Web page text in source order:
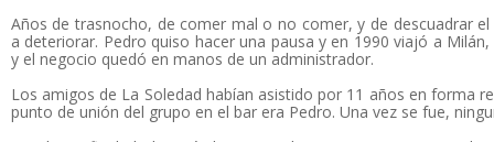
Años de trasnocho, de comer mal o no comer, y de descuadrar
a deteriorar. Pedro quiso hacer una pausa y en 1990 viajó a
y el negocio quedó en manos de un administrador.
Los amigos de La Soledad habían asistido por 11 años en forma
punto de unión del grupo en el bar era Pedro. Una vez se fue,